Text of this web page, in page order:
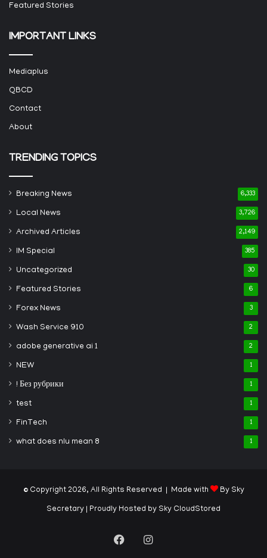
Featured Stories
IMPORTANT LINKS
Mediaplus
QBCD
Contact
About
TRENDING TOPICS
Breaking News 6,333
Local News 3,726
Archived Articles 2,149
IM Special 385
Uncategorized 30
Featured Stories 6
Forex News 3
Wash Service 910 2
adobe generative ai 1 2
NEW 1
! Без рубрики 1
test 1
FinTech 1
what does nlu mean 8 1
© Copyright 2026, All Rights Reserved | Made with By Sky
Secretary | Proudly Hosted by Sky CloudStored
FacebookInstagram